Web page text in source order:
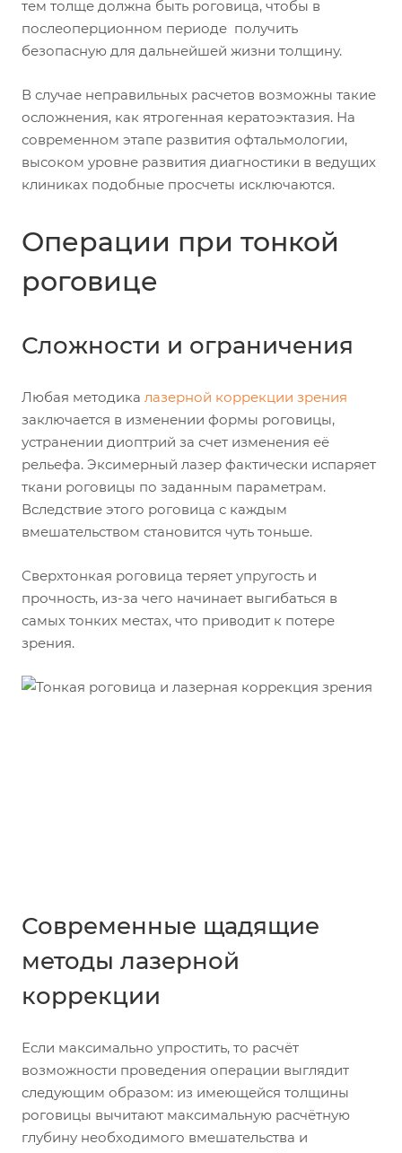
тем толще должна быть роговица, чтобы в
послеоперционном периоде получить
безопасную для дальнейшей жизни толщину.
В случае неправильных расчетов возможны такие
осложнения, как ятрогенная кератоэктазия. На
современном этапе развития офтальмологии,
высоком уровне развития диагностики в ведущих
клиниках подобные просчеты исключаются.
Операции при тонкой
роговице
Сложности и ограничения
Любая методика лазерной коррекции зрения
заключается в изменении формы роговицы,
устранении диоптрий за счет изменения её
рельефа. Эксимерный лазер фактически испаряет
ткани роговицы по заданным параметрам.
Вследствие этого роговица с каждым
вмешательством становится чуть тоньше.
Сверхтонкая роговица теряет упругость и
прочность, из-за чего начинает выгибаться в
самых тонких местах, что приводит к потере
зрения.
Современные щадящие
методы лазерной
коррекции
Если максимально упростить, то расчёт
возможности проведения операции выглядит
следующим образом: из имеющейся толщины
роговицы вычитают максимальную расчётную
глубину необходимого вмешательства и